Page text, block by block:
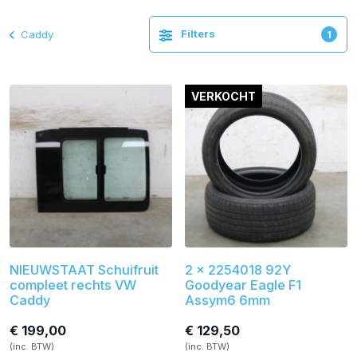
Caddy Filters 1
NIEUWSTAAT Schuifruit
compleet rechts VW
Caddy
€ 199,00
(inc. BTW)
VERKOCHT
2 x 2254018 92Y
Goodyear Eagle F1
Assym6 6mm
€ 129,50
(inc. BTW)